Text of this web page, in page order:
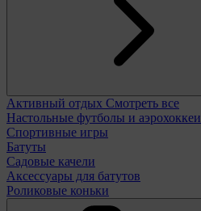
Активный отдых Смотреть все
Настольные футболы и аэрохоккеи
Спортивные игры
Батуты
Садовые качели
Аксессуары для батутов
Роликовые коньки